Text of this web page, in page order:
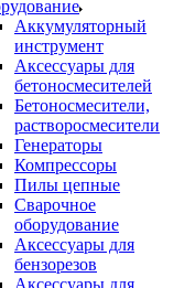
Аккумуляторный
инструмент
Аксессуары для
бетоносмесителей
Бетоносмесители,
растворосмесители
Генераторы
Компрессоры
Пилы цепные
Сварочное
оборудование
Аксессуары для
бензорезов
Аксессуары для